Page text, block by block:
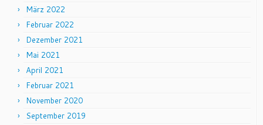
März 2022
Februar 2022
Dezember 2021
Mai 2021
April 2021
Februar 2021
November 2020
September 2019